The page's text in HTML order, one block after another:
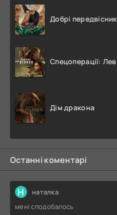
Добрі
Спецоперації:
Дім дракона
Останні коментарі
Н наталка
мені сподобалось